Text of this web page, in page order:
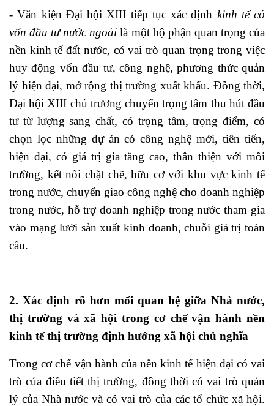
- Văn kiện Đại hội XIII tiếp tục xác định kinh tế có
vốn đầu tư nước ngoài là một bộ phận quan trọng của
nền kinh tế đất nước, có vai trò quan trọng trong việc
huy động vốn đầu tư, công nghệ, phương thức quản
lý hiện đại, mở rộng thị trường xuất khẩu. Đồng thời,
Đại hội XIII chủ trương chuyển trọng tâm thu hút đầu
tư từ lượng sang chất, có trọng tâm, trọng điểm, có
chọn lọc những dự án có công nghệ mới, tiên tiến,
hiện đại, có giá trị gia tăng cao, thân thiện với môi
trường, kết nối chặt chẽ, hữu cơ với khu vực kinh tế
trong nước, chuyển giao công nghệ cho doanh nghiệp
trong nước, hỗ trợ doanh nghiệp trong nước tham gia
vào mạng lưới sản xuất kinh doanh, chuỗi giá trị toàn
cầu.
2. Xác định rõ hơn mối quan hệ giữa Nhà nước,
thị trường và xã hội trong cơ chế vận hành nền
kinh tế thị trường định hướng xã hội chủ nghĩa
Trong cơ chế vận hành của nền kinh tế hiện đại có vai
trò của điều tiết thị trường, đồng thời có vai trò quản
lý của Nhà nước và có vai trò của các tổ chức xã hội.